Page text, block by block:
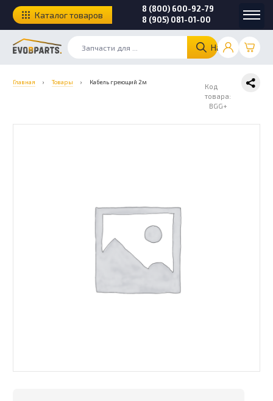
Найти
8 (800) 600-92-79
8 (905) 081-01-00
Каталог товаров
Главная › Товары › Кабель греющий 2м
Код
товара:
BGG+